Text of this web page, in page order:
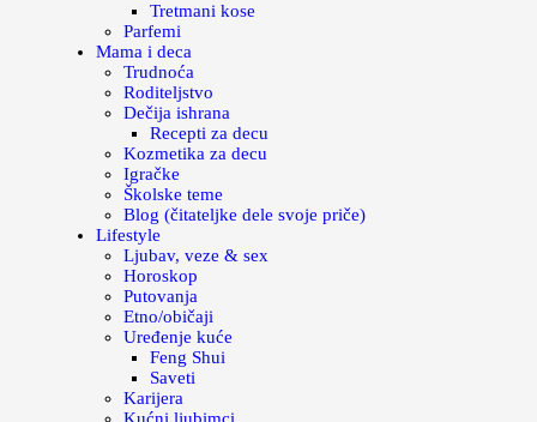
Tretmani kose
Parfemi
Mama i deca
Trudnoća
Roditeljstvo
Dečija ishrana
Recepti za decu
Kozmetika za decu
Igračke
Školske teme
Blog (čitateljke dele svoje priče)
Lifestyle
Ljubav, veze & sex
Horoskop
Putovanja
Etno/običaji
Uređenje kuće
Feng Shui
Saveti
Karijera